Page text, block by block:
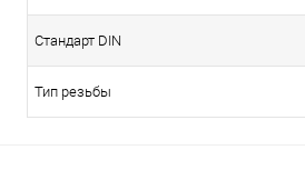
Стандарт DIN
Тип резьбы